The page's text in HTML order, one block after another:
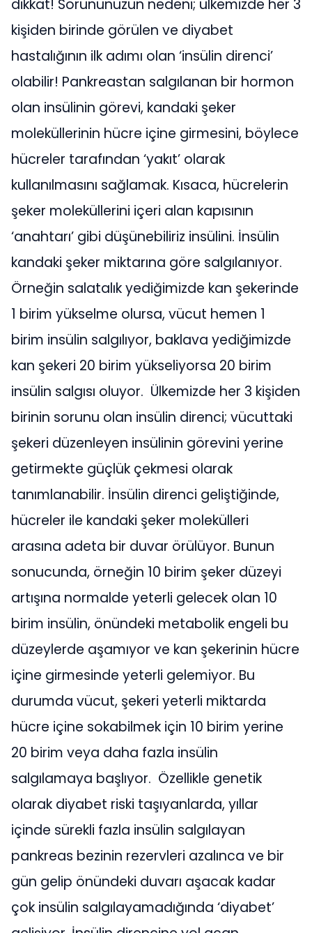
dikkat! Sorununuzun nedeni; ülkemizde her 3
kişiden birinde görülen ve diyabet
hastalığının ilk adımı olan ‘insülin direnci’
olabilir! Pankreastan salgılanan bir hormon
olan insülinin görevi, kandaki şeker
moleküllerinin hücre içine girmesini, böylece
hücreler tarafından ‘yakıt’ olarak
kullanılmasını sağlamak. Kısaca, hücrelerin
şeker moleküllerini içeri alan kapısının
‘anahtarı’ gibi düşünebiliriz insülini. İnsülin
kandaki şeker miktarına göre salgılanıyor.
Örneğin salatalık yediğimizde kan şekerinde
1 birim yükselme olursa, vücut hemen 1
birim insülin salgılıyor, baklava yediğimizde
kan şekeri 20 birim yükseliyorsa 20 birim
insülin salgısı oluyor. Ülkemizde her 3 kişiden
birinin sorunu olan insülin direnci; vücuttaki
şekeri düzenleyen insülinin görevini yerine
getirmekte güçlük çekmesi olarak
tanımlanabilir. İnsülin direnci geliştiğinde,
hücreler ile kandaki şeker molekülleri
arasına adeta bir duvar örülüyor. Bunun
sonucunda, örneğin 10 birim şeker düzeyi
artışına normalde yeterli gelecek olan 10
birim insülin, önündeki metabolik engeli bu
düzeylerde aşamıyor ve kan şekerinin hücre
içine girmesinde yeterli gelemiyor. Bu
durumda vücut, şekeri yeterli miktarda
hücre içine sokabilmek için 10 birim yerine
20 birim veya daha fazla insülin
salgılamaya başlıyor. Özellikle genetik
olarak diyabet riski taşıyanlarda, yıllar
içinde sürekli fazla insülin salgılayan
pankreas bezinin rezervleri azalınca ve bir
gün gelip önündeki duvarı aşacak kadar
çok insülin salgılayamadığında ‘diyabet’